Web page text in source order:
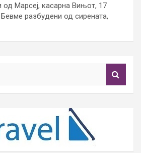
Марсеј, касарна Вињот, 17
разбудени од сирената,